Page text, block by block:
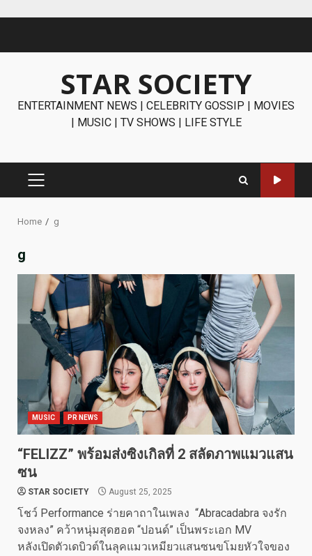
STAR SOCIETY
ENTERTAINMENT NEWS | CELEBRITY GOSSIP | MOVIES
| MUSIC | TV SHOWS | LIFE STYLE
PRIMARY
Home g
g
MUSIC PR NEWS
“FELIZZ” พร้อมส่งซิงเกิลที่ 2 สลัดภาพแมวแสน
ซน
STAR SOCIETY August 25, 2025
โชว์ Performance ร่ายคาถาในเพลง “Abracadabra จงรัก
จงหลง” คว้าหนุ่มสุดฮอต “ปอนด์” เป็นพระเอก MV
หลังเปิดตัวเดบิวต์ในลุคแมวเหมียวแสนซนขโมยหัวใจของ